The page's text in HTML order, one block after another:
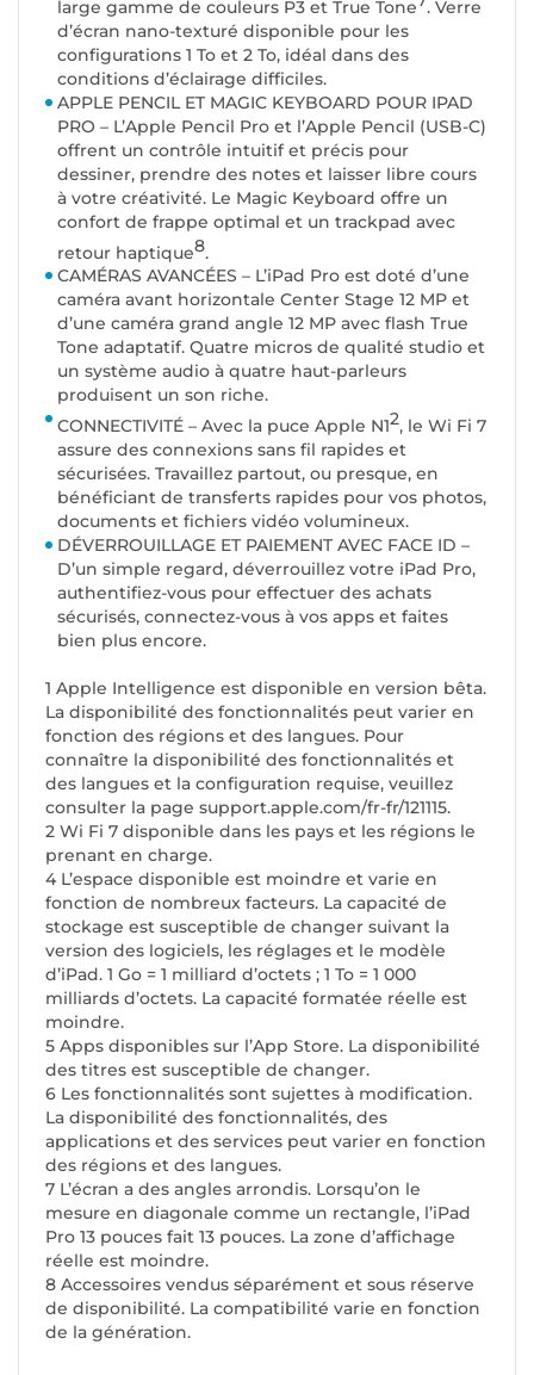
large gamme de couleurs P3 et True Tone . Verre
d’écran nano-texturé disponible pour les
configurations 1 To et 2 To, idéal dans des
conditions d’éclairage difficiles.
APPLE PENCIL ET MAGIC KEYBOARD POUR IPAD
PRO – L’Apple Pencil Pro et l’Apple Pencil (USB-C)
offrent un contrôle intuitif et précis pour
dessiner, prendre des notes et laisser libre cours
à votre créativité. Le Magic Keyboard offre un
confort de frappe optimal et un trackpad avec
retour haptique8.
CAMÉRAS AVANCÉES – L’iPad Pro est doté d’une
caméra avant horizontale Center Stage 12 MP et
d’une caméra grand angle 12 MP avec flash True
Tone adaptatif. Quatre micros de qualité studio et
un système audio à quatre haut-parleurs
produisent un son riche.
CONNECTIVITÉ – Avec la puce Apple N12, le Wi Fi 7
assure des connexions sans fil rapides et
sécurisées. Travaillez partout, ou presque, en
bénéficiant de transferts rapides pour vos photos,
documents et fichiers vidéo volumineux.
DÉVERROUILLAGE ET PAIEMENT AVEC FACE ID –
D’un simple regard, déverrouillez votre iPad Pro,
authentifiez-vous pour effectuer des achats
sécurisés, connectez-vous à vos apps et faites
bien plus encore.
1 Apple Intelligence est disponible en version bêta.
La disponibilité des fonctionnalités peut varier en
fonction des régions et des langues. Pour
connaître la disponibilité des fonctionnalités et
des langues et la configuration requise, veuillez
consulter la page support.apple.com/fr-fr/121115.
2 Wi Fi 7 disponible dans les pays et les régions le
prenant en charge.
4 L’espace disponible est moindre et varie en
fonction de nombreux facteurs. La capacité de
stockage est susceptible de changer suivant la
version des logiciels, les réglages et le modèle
d’iPad. 1 Go = 1 milliard d’octets ; 1 To = 1 000
milliards d’octets. La capacité formatée réelle est
moindre.
5 Apps disponibles sur l’App Store. La disponibilité
des titres est susceptible de changer.
6 Les fonctionnalités sont sujettes à modification.
La disponibilité des fonctionnalités, des
applications et des services peut varier en fonction
des régions et des langues.
7 L’écran a des angles arrondis. Lorsqu’on le
mesure en diagonale comme un rectangle, l’iPad
Pro 13 pouces fait 13 pouces. La zone d’affichage
réelle est moindre.
8 Accessoires vendus séparément et sous réserve
de disponibilité. La compatibilité varie en fonction
de la génération.